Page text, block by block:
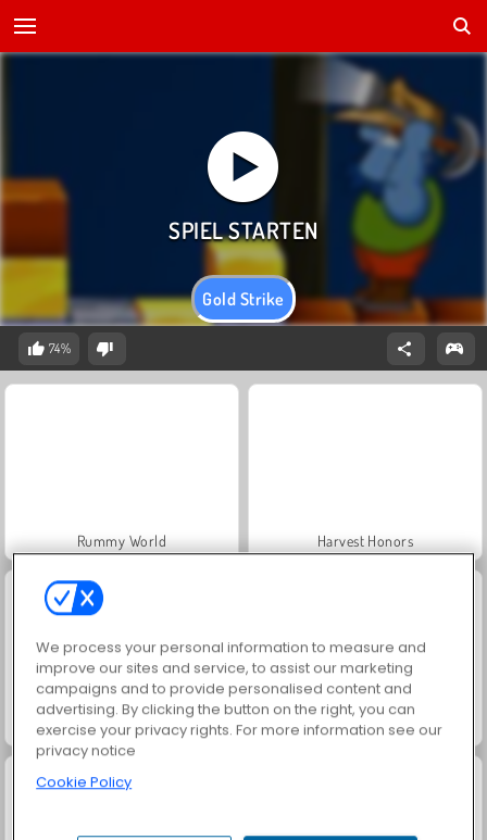
Gold Strike
74%
Rummy World Harvest Honors
Solitaire Social
We process your personal information to measure and
improve our sites and service, to assist our marketing
campaigns and to provide personalised content and
advertising. By clicking the button on the right, you can
exercise your privacy rights. For more information see our
privacy notice
Cookie Policy